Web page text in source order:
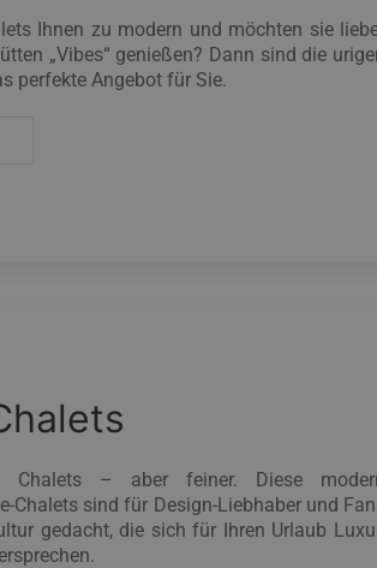
Ihnen zu modern und möchten sie
„Vibes“ genießen? Dann sind die
perfekte Angebot für Sie.
Chalets – aber feiner. Diese
Chalets sind für Design-Liebhaber und
gedacht, die sich für Ihren Urlaub